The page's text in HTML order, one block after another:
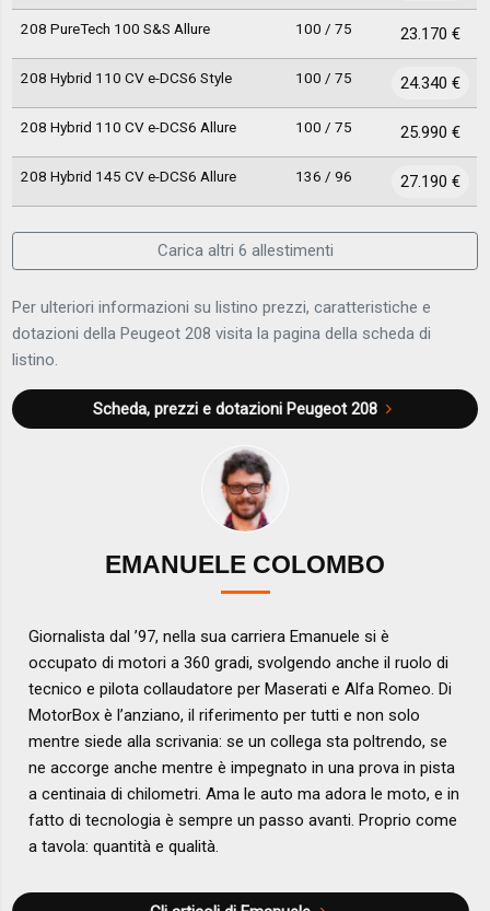
208 PureTech 100 S&S Allure 100 / 75 23.170 €
208 Hybrid 110 CV e-DCS6 Style 100 / 75 24.340 €
208 Hybrid 110 CV e-DCS6 Allure 100 / 75 25.990 €
208 Hybrid 145 CV e-DCS6 Allure 136 / 96 27.190 €
Carica altri 6 allestimenti
Per ulteriori informazioni su listino prezzi, caratteristiche e
dotazioni della Peugeot 208 visita la pagina della scheda di
listino.
Scheda, prezzi e dotazioni Peugeot 208
EMANUELE COLOMBO
Giornalista dal ’97, nella sua carriera Emanuele si è
occupato di motori a 360 gradi, svolgendo anche il ruolo di
tecnico e pilota collaudatore per Maserati e Alfa Romeo. Di
MotorBox è l’anziano, il riferimento per tutti e non solo
mentre siede alla scrivania: se un collega sta poltrendo, se
ne accorge anche mentre è impegnato in una prova in pista
a centinaia di chilometri. Ama le auto ma adora le moto, e in
fatto di tecnologia è sempre un passo avanti. Proprio come
a tavola: quantità e qualità.